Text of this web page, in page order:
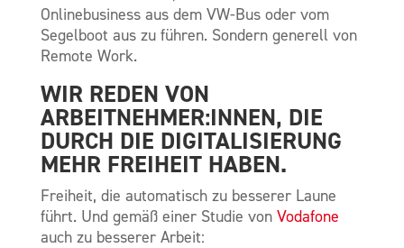
Onlinebusiness aus dem VW-Bus oder vom
Segelboot aus zu führen. Sondern generell von
Remote Work.
WIR REDEN VON
ARBEITNEHMER:INNEN, DIE
DURCH DIE DIGITALISIERUNG
MEHR FREIHEIT HABEN.
Freiheit, die automatisch zu besserer Laune
führt. Und gemäß einer Studie von Vodafone
auch zu besserer Arbeit: